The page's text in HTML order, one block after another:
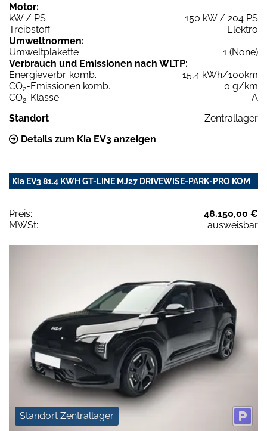
Motor:
kW / PS
150 kW / 204 PS
Treibstoff
Elektro
Umweltnormen:
Umweltplakette
1 (None)
Verbrauch und Emissionen nach WLTP:
Energieverbr. komb.
15,4 kWh/100km
CO2-Emissionen komb.
0 g/km
CO2-Klasse
A
Standort
Zentrallager
Details zum Kia EV3 anzeigen
Kia EV3 81.4 KWH GT-LINE MJ27 DRIVEWISE-PARK-PRO KOM
Preis:
48.150,00 €
MWSt:
ausweisbar
Standort Zentrallager